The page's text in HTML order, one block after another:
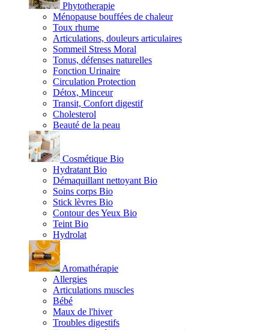
Phytotherapie
Ménopause bouffées de chaleur
Toux rhume
Articulations, douleurs articulaires
Sommeil Stress Moral
Tonus, défenses naturelles
Fonction Urinaire
Circulation Protection
Détox, Minceur
Transit, Confort digestif
Cholesterol
Beauté de la peau
Cosmétique Bio
Hydratant Bio
Démaquillant nettoyant Bio
Soins corps Bio
Stick lèvres Bio
Contour des Yeux Bio
Teint Bio
Hydrolat
Aromathérapie
Allergies
Articulations muscles
Bébé
Maux de l'hiver
Troubles digestifs